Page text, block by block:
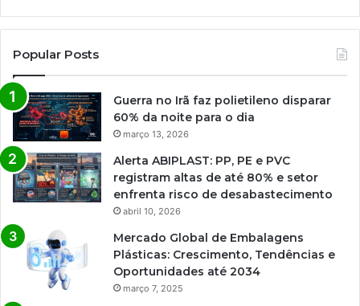
Popular Posts
Guerra no Irã faz polietileno disparar
60% da noite para o dia
março 13, 2026
Alerta ABIPLAST: PP, PE e PVC
registram altas de até 80% e setor
enfrenta risco de desabastecimento
abril 10, 2026
Mercado Global de Embalagens
Plásticas: Crescimento, Tendências e
Oportunidades até 2034
março 7, 2025